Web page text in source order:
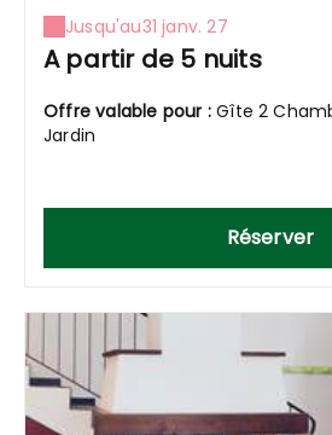
Jusqu'au31 janv. 27
A partir de 5 nuits
Offre valable pour :Gîte 2
Jardin
Réserver